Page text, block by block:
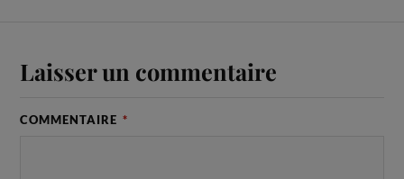
Laisser un commentaire
COMMENTAIRE *